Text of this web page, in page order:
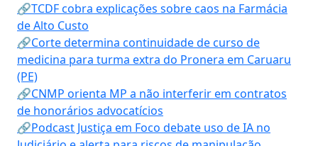
🔗TCDF cobra explicações sobre caos na Farmácia
de Alto Custo
🔗Corte determina continuidade de curso de
medicina para turma extra do Pronera em Caruaru
(PE)
🔗CNMP orienta MP a não interferir em contratos
de honorários advocatícios
🔗Podcast Justiça em Foco debate uso de IA no